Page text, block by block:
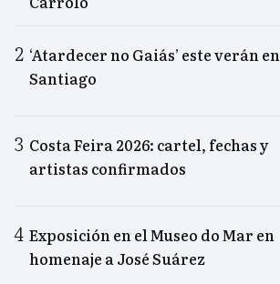
‘Atardecer no Gaiás’ este verán en
Santiago
Costa Feira 2026: cartel, fechas y
artistas confirmados
Exposición en el Museo do Mar en
homenaje a José Suárez